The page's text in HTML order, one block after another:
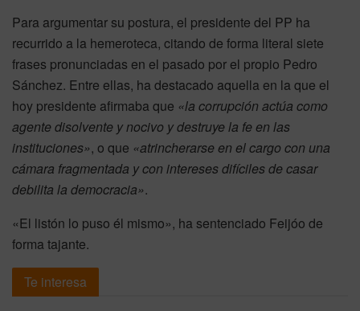
Para argumentar su postura, el presidente del PP ha
recurrido a la hemeroteca, citando de forma literal siete
frases pronunciadas en el pasado por el propio Pedro
Sánchez. Entre ellas, ha destacado aquella en la que el
hoy presidente afirmaba que «la corrupción actúa como
agente disolvente y nocivo y destruye la fe en las
instituciones», o que «atrincherarse en el cargo con una
cámara fragmentada y con intereses difíciles de casar
debilita la democracia».
«El listón lo puso él mismo», ha sentenciado Feijóo de
forma tajante.
Te interesa